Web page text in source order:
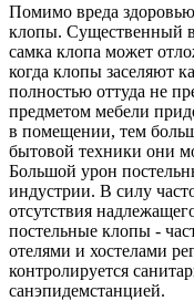
Помимо вреда
клопы. Существенный
самка клопа может
когда клопы заселяют
полностью оттуда не
предметом мебели
в помещении, тем
бытовой техники они
Большой урон
индустрии. В силу
отсутствия
постельные клопы -
отелями и хостелами
контролируется
санэпидемстанцией.